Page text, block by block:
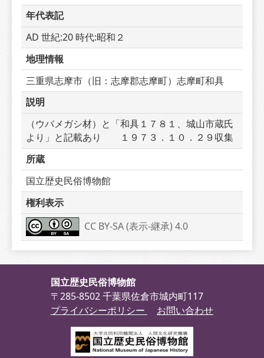
年代表記
AD 世紀:20 時代:昭和２
地理情報
三重県志摩市（旧：志摩郡志摩町）志摩町和具
説明
（ウバメガシ材）と「和具１７８１、城山市蔵氏
より」と記載あり　　１９７３．１０．２９収集
所蔵
国立歴史民俗博物館
権利表示
CC BY-SA (表示-継承) 4.0
国立歴史民俗博物館
〒285-8502 千葉県佐倉市城内町117
プライバシーポリシー
お問い合わせ